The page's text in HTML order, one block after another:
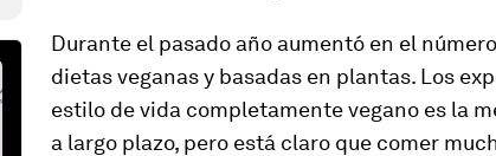
Durante el pasado año aumentó en el
dietas veganas y basadas en plantas. Los
estilo de vida completamente vegano es la
a largo plazo, pero está claro que comer